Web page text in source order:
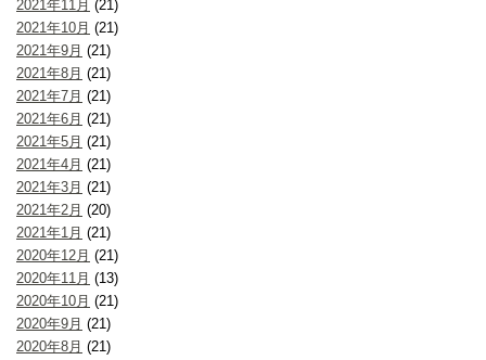
2021年11月 (21)
2021年10月 (21)
2021年9月 (21)
2021年8月 (21)
2021年7月 (21)
2021年6月 (21)
2021年5月 (21)
2021年4月 (21)
2021年3月 (21)
2021年2月 (20)
2021年1月 (21)
2020年12月 (21)
2020年11月 (13)
2020年10月 (21)
2020年9月 (21)
2020年8月 (21)